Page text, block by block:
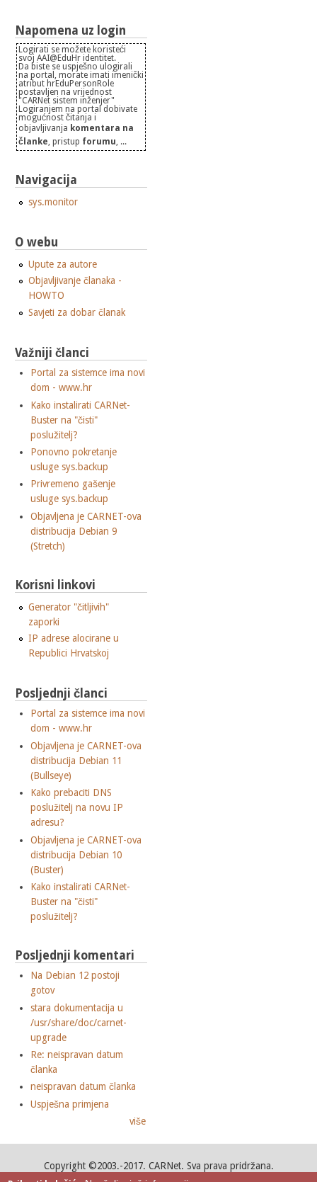
Napomena uz login
Logirati se možete koristeći
svoj AAI@EduHr identitet.
Da biste se uspješno ulogirali
na portal, morate imati imenički
atribut hrEduPersonRole
postavljen na vrijednost
"CARNet sistem inženjer"
Logiranjem na portal dobivate
mogućnost čitanja i
objavljivanja komentara na
članke, pristup forumu, ...
Navigacija
sys.monitor
O webu
Upute za autore
Objavljivanje članaka -
HOWTO
Savjeti za dobar članak
Važniji članci
Portal za sistemce ima novi
dom - www.hr
Kako instalirati CARNet-
Buster na "čisti"
poslužitelj?
Ponovno pokretanje
usluge sys.backup
Privremeno gašenje
usluge sys.backup
Objavljena je CARNET-ova
distribucija Debian 9
(Stretch)
Korisni linkovi
Generator "čitljivih"
zaporki
IP adrese alocirane u
Republici Hrvatskoj
Posljednji članci
Portal za sistemce ima novi
dom - www.hr
Objavljena je CARNET-ova
distribucija Debian 11
(Bullseye)
Kako prebaciti DNS
poslužitelj na novu IP
adresu?
Objavljena je CARNET-ova
distribucija Debian 10
(Buster)
Kako instalirati CARNet-
Buster na "čisti"
poslužitelj?
Posljednji komentari
Na Debian 12 postoji
gotov
stara dokumentacija u
/usr/share/doc/carnet-
upgrade
Re: neispravan datum
članka
neispravan datum članka
Uspješna primjena
više
Copyright ©2003.-2017. CARNet. Sva prava pridržana.
Mail to portal-team(at)CARNet.hr